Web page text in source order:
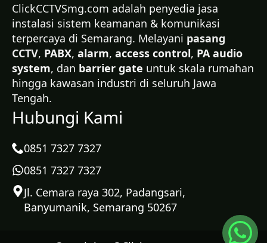
ClickCCTVSmg.com adalah penyedia jasa
instalasi sistem keamanan & komunikasi
terpercaya di Semarang. Melayani pasang
CCTV, PABX, alarm, access control, PA audio
system, dan barrier gate untuk skala rumahan
hingga kawasan industri di seluruh Jawa
Tengah.
Hubungi Kami
0851 7327 7327
0851 7327 7327
Jl. Cemara raya 302, Padangsari,
Banyumanik, Semarang 50267